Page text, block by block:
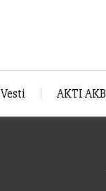
Vesti AKTI AKB